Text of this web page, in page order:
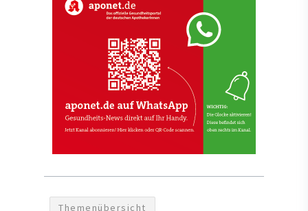
Themenübersicht